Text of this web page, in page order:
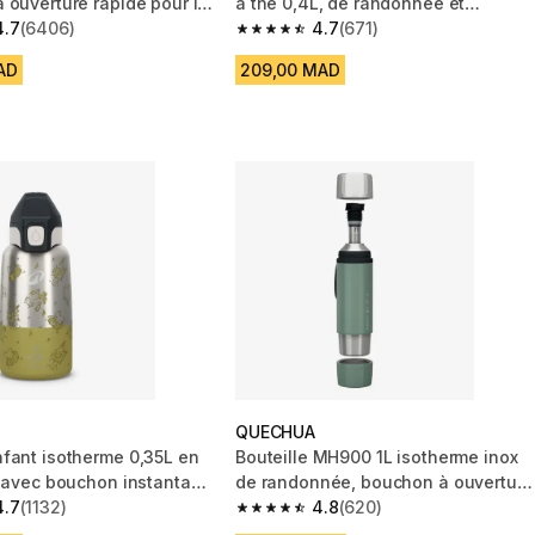
stars from 6406 reviews
(6406)
camping 4.7
4.7 out of 5 stars from 671 reviews
(671)
209,00 MAD
isotherme 0,35L en
bouchon instantané
stars from 1132 reviews
(1132)
QUECHUA
Bouteille MH900 1L isotherme inox
de randonnée, bouchon à ouverture
rapide
4.8
4.8 out of 5 stars from 620 reviews
(620)